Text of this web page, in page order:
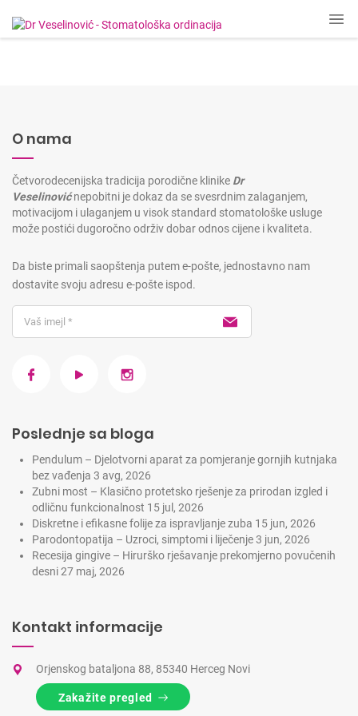
O nama
Četvorodecenijska tradicija porodične klinike Dr
Veselinovićnepobitni je dokaz da se svesrdnim zalaganjem,
motivacijom i ulaganjem u visok standard stomatološke usluge
može postići dugoročno održiv dobar odnos cijene i kvaliteta.
Da biste primali saopštenja putem e-pošte, jednostavno nam
dostavite svoju adresu e-pošte ispod.
Poslednje sa bloga
Pendulum – Djelotvorni aparat za pomjeranje gornjih kutnjaka
bez vađenja 3 avg, 2026
Zubni most – Klasično protetsko rješenje za prirodan izgled i
odličnu funkcionalnost 15 jul, 2026
Diskretne i efikasne folije za ispravljanje zuba 15 jun, 2026
Parodontopatija – Uzroci, simptomi i liječenje3 jun, 2026
Recesija gingive – Hirurško rješavanje prekomjerno povučenih
desni27 maj, 2026
Kontakt informacije
Orjenskog bataljona 88, 85340 Herceg Novi
Zakažite pregled